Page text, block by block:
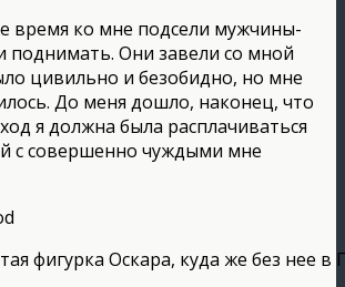
время ко мне подсели мужчины-
поднимать. Они завели со мной
цивильно и безобидно, но мне
До меня дошло, наконец, что
я должна была расплачиваться
с совершенно чуждыми мне
фигурка Оскара, куда же без нее в